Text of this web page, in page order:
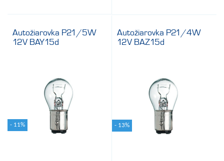
Autožiarovka P21/5W
12V BAY15d
- 11%
Autožiarovka P21/4W
12V BAZ15d
- 13%